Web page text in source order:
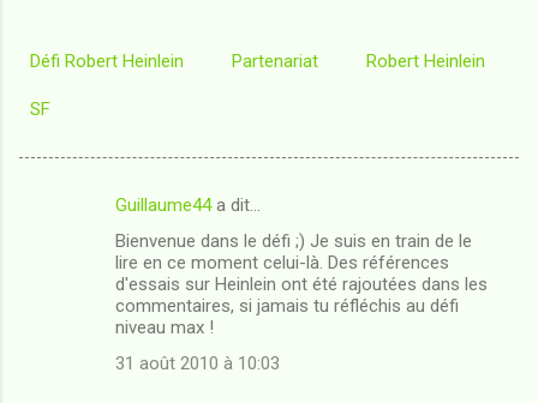
Défi Robert Heinlein Partenariat Robert Heinlein
SF
Guillaume44a dit…
Bienvenue dans le défi ;) Je suis en train de le
lire en ce moment celui-là. Des références
d'essais sur Heinlein ont été rajoutées dans les
commentaires, si jamais tu réfléchis au défi
niveau max !
31 août 2010 à 10:03